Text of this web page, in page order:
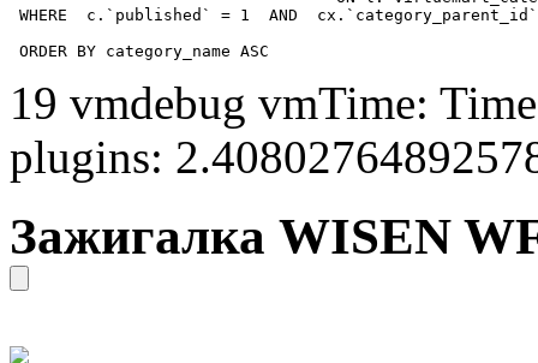
WHERE  c.`published` = 1  AND
ORDER BY category_name ASC
19 vmdebug vmTime:
plugins:
Зажигалка WISEN